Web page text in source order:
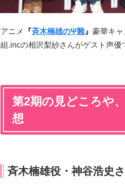
アニメ 『斉木楠雄のΨ難』 豪華キ
組.incの相沢梨紗さんがゲスト声
第2期の見どころや
想
斉木楠雄役・神谷浩史